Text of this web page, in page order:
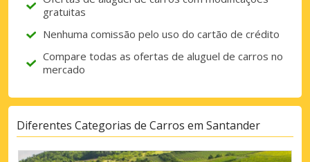
gratuitas
Nenhuma comissão pelo uso do cartão de crédito
Compare todas as ofertas de aluguel de carros no
mercado
Diferentes Categorias de Carros em Santander